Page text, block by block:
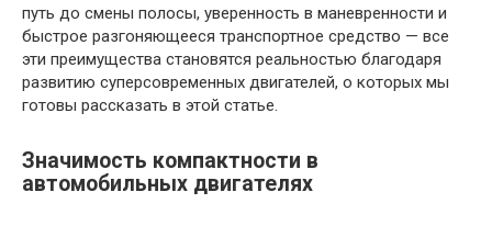
путь до смены полосы, уверенность в маневренности и
быстрое разгоняющееся транспортное средство — все
эти преимущества становятся реальностью благодаря
развитию суперсовременных двигателей, о которых мы
готовы рассказать в этой статье.
Значимость компактности в
автомобильных двигателях